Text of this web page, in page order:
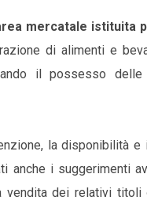
mercatale istituita
di alimenti e
il possesso delle
la disponibilità e
anche i suggerimenti
dei relativi titoli